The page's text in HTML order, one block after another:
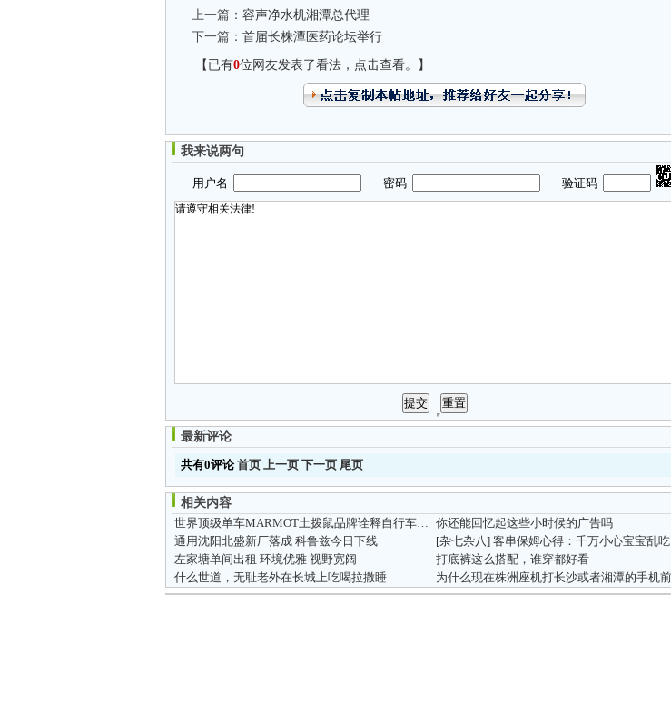
上一篇： 容声净水机湘潭总代理
下一篇： 首届长株潭医药论坛举行
【已有0位网友发表了看法，点击查看。】
我来说两句
用户名 密码 验证码
最新评论
共有0评论首页 上一页 下一页 尾页
相关内容
世界顶级单车MARMOT土拨鼠品牌诠释自行车运动的真谛
你还能回忆起这些小时候的广告吗
通用沈阳北盛新厂落成 科鲁兹今日下线
[杂七杂八]客串保姆心得：千万小心宝宝乱吃东西
左家塘单间出租 环境优雅 视野宽阔
打底裤这么搭配，谁穿都好看
什么世道，无耻老外在长城上吃喝拉撒睡